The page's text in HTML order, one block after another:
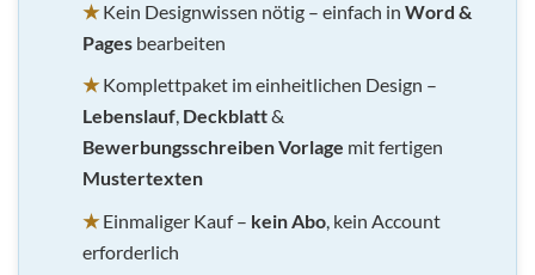
★Kein Designwissen nötig – einfach in Word &
Pagesbearbeiten
★Komplettpaket im einheitlichen Design –
Lebenslauf, Deckblatt&
Bewerbungsschreiben Vorlage mit fertigen
Mustertexten
★Einmaliger Kauf – kein Abo, kein Account
erforderlich